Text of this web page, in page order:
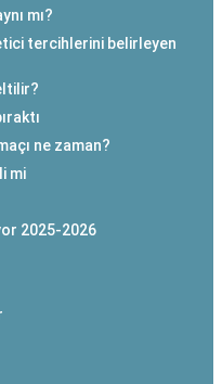
mı?
tercihlerini belirleyen
ne zaman?
mi
2025-2026